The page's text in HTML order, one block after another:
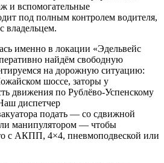
и вспомогательные
под полным контролем водителя,
владельцем.
именно в локации «Эдельвейс
найдём свободную
на дорожную ситуацию:
шоссе, заторы у
движения по Рублёво-Успенскому
диспетчер
подать — со сдвижной
манипулятором — чтобы
с АКПП, 4×4, пневмоподвеской или